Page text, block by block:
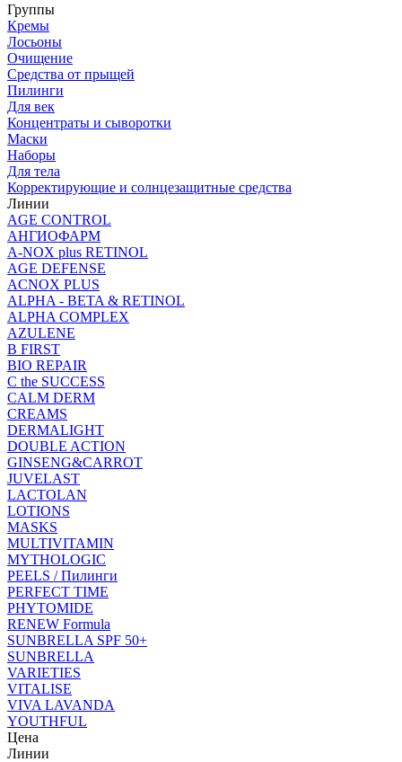
Группы
Кремы
Лосьоны
Очищение
Средства от прыщей
Пилинги
Для век
Концентраты и сыворотки
Маски
Наборы
Для тела
Корректирующие и солнцезащитные средства
Линии
AGE CONTROL
АНГИОФАРМ
A-NOX plus RETINOL
AGE DEFENSE
ACNOX PLUS
ALPHA - BETA & RETINOL
ALPHA COMPLEX
AZULENE
B FIRST
BIO REPAIR
C the SUCCESS
CALM DERM
CREAMS
DERMALIGHT
DOUBLE ACTION
GINSENG&CARROT
JUVELAST
LACTOLAN
LOTIONS
MASKS
MULTIVITAMIN
MYTHOLOGIC
PEELS / Пилинги
PERFECT TIME
PHYTOMIDE
RENEW Formula
SUNBRELLA SPF 50+
SUNBRELLA
VARIETIES
VITALISE
VIVA LAVANDA
YOUTHFUL
Цена
Линии